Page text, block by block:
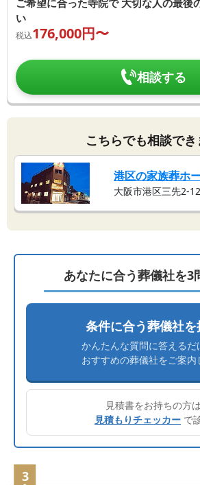
い
税込176,000円〜
相談する
こちらでも相談で
港区の家族葬ホ
大阪市港区三先2-12
あなたに合う葬儀社を3
条件に合う葬儀社を
かんたんな質問に答えるだ
おすすめの葬儀社をご案内
見積書をお持ちの方は
見積もりチェッカー で
3